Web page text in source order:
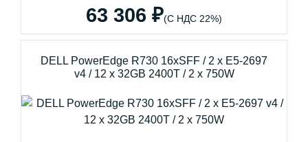
63 306 ₽(С НДС 22%)
DELL PowerEdge R730 16xSFF / 2 x E5-2697
v4 / 12 x 32GB 2400T / 2 x 750W